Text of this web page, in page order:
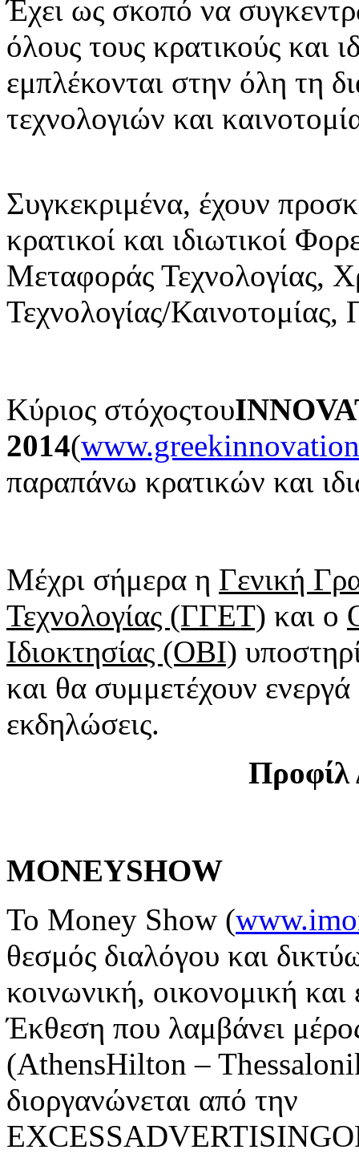
Έχει ως σκοπό να
όλους τους κρατικούς και
εμπλέκονται στην όλη τη
τεχνολογιών και
Συγκεκριμένα, έχουν
κρατικοί και ιδιωτικοί
Μεταφοράς Τεχνολογίας,
Τεχνολογίας/
Κύριος στόχοςτου
2014(
παραπάνω κρατικών και
Μέχρι σήμερα η Γενική
Τεχνολογίας (ΓΓΕΤ) και ο
Ιδιοκτησίας (ΟΒΙ)
και θα συμμετέχουν
εκδηλώσεις.
Προφίλ
MONEYSHOW
Το Money Show (
θεσμός διαλόγου και
κοινωνική, οικονομική
Έκθεση που λαμβάνει
(AthensHilton –
διοργανώνεται από την